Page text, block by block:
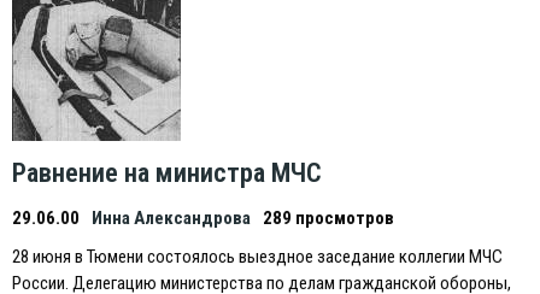
Равнение на министра МЧС
29.06.00 Инна Александрова
289 просмотров
28 июня в Тюмени состоялось выездное заседание коллегии МЧС
России. Делегацию министерства по делам гражданской обороны,